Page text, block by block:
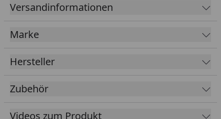
Zusätzliche Terrasse für Entspannung oder kleine
Pflanzflächen
Umfangreiches Zubehör verfügbar: Seiten- und
Rückwände, Fußboden, Bodenrampe, Hakensets,
Belüftung, Dachrinne
Sollten Sie Regale, Haken o.Ä. im Innern
anschrauben möchten, sollten Sie hierfür Rigips
halten aufgrund der Hohlkammerprofile nicht)
Versandinformationen
Marke
Hersteller
Zubehör
Videos zum Produkt